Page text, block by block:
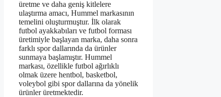
üretme ve daha geniş kitlelere
ulaştırma amacı, Hummel markasının
temelini oluşturmuştur. İlk olarak
futbol ayakkabıları ve futbol forması
üretimiyle başlayan marka, daha sonra
farklı spor dallarında da ürünler
sunmaya başlamıştır. Hummel
markası, özellikle futbol ağırlıklı
olmak üzere hentbol, ​​basketbol,
voleybol gibi spor dallarına da yönelik
ürünler üretmektedir.